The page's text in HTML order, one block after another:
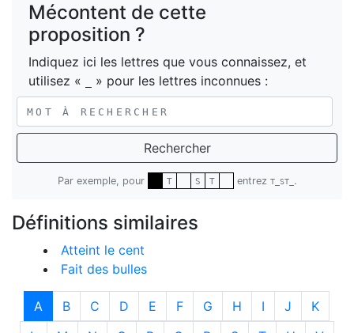
Mécontent de cette
proposition ?
Indiquez ici les lettres que vous connaissez, et
utilisez «
» pour les lettres inconnues :
Rechercher
Par exemple, pour T S T entrez T_ST_ .
Définitions similaires
Atteint le cent
Fait des bulles
A B C D E F G H I J
K